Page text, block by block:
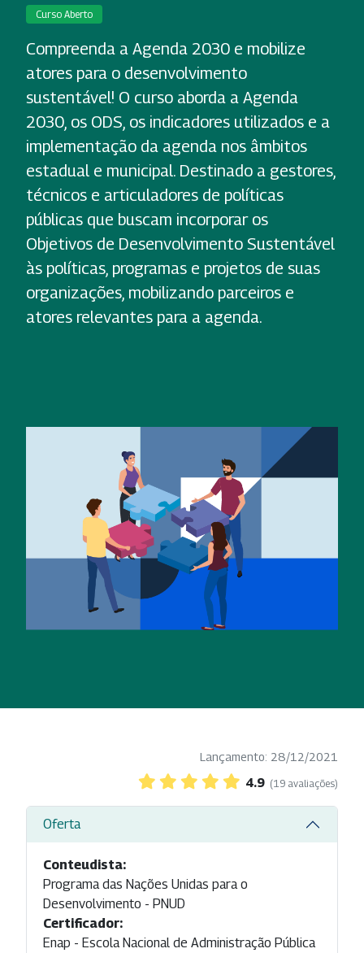
Curso Aberto
Compreenda a Agenda 2030 e mobilize
atores para o desenvolvimento
sustentável! O curso aborda a Agenda
2030, os ODS, os indicadores utilizados e a
implementação da agenda nos âmbitos
estadual e municipal. Destinado a gestores,
técnicos e articuladores de políticas
públicas que buscam incorporar os
Objetivos de Desenvolvimento Sustentável
às políticas, programas e projetos de suas
organizações, mobilizando parceiros e
atores relevantes para a agenda.
Lançamento: 28/12/2021
4.9 (19 avaliações)
Oferta
Conteudista:
Programa das Nações Unidas para o
Desenvolvimento - PNUD
Certificador:
Enap - Escola Nacional de Administração Pública